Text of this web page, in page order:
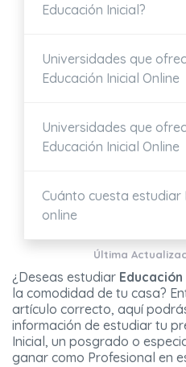
Educación Inicial?
Universidades que
Educación Inicial Online
Universidades que
Educación Inicial Online
Cuánto cuesta estudiar
online
Última
¿Deseas estudiar
la comodidad de tu casa?
artículo correcto, aquí
información de estudiar tu
Inicial, un posgrado o
ganar como Profesional en